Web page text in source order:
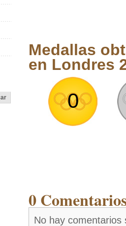
Medallas
en Londres
0
0
No hay comentarios